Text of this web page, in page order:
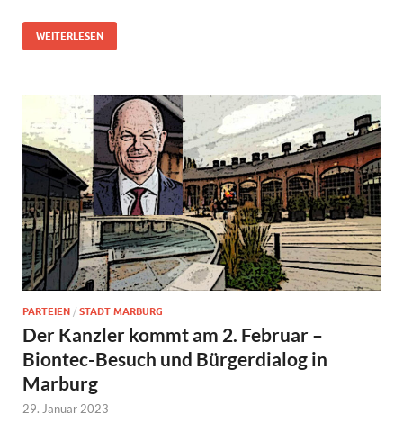
WEITERLESEN
PARTEIEN / STADT MARBURG
Der Kanzler kommt am 2. Februar –
Biontec-Besuch und Bürgerdialog in
Marburg
29. Januar 2023